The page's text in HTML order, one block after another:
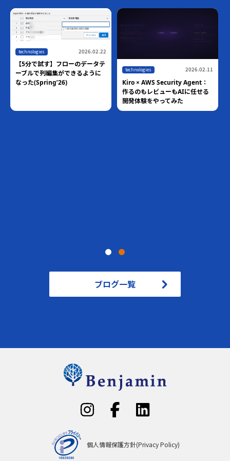
technologies 2026.02.22
【5分で試す】フローのデータテ
ーブルで列編集ができるように
なった(Spring’26)
technologies 2026.02.11
Kiro × AWS Security Agent：
作るのもレビューもAIに任せる
開発体験をやってみた
ブログ一覧
個人情報保護方針(Privacy Policy)